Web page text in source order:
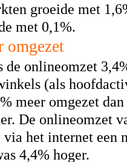
groeide met
met 0,1%.
omgezet
de onlineomzet
(als
meer omgezet
De onlineomzet
via het internet een
4,4% hoger.